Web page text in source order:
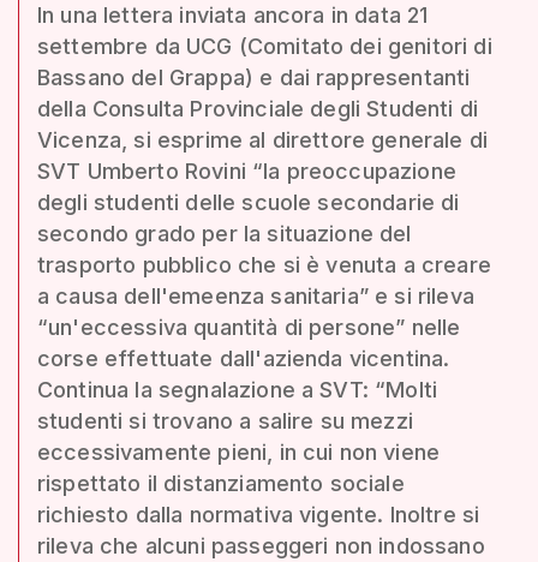
In una lettera inviata ancora in data 21
settembre da UCG (Comitato dei genitori di
Bassano del Grappa) e dai rappresentanti
della Consulta Provinciale degli Studenti di
Vicenza, si esprime al direttore generale di
SVT Umberto Rovini “la preoccupazione
degli studenti delle scuole secondarie di
secondo grado per la situazione del
trasporto pubblico che si è venuta a creare
a causa dell'emeenza sanitaria” e si rileva
“un'eccessiva quantità di persone” nelle
corse effettuate dall'azienda vicentina.
Continua la segnalazione a SVT: “Molti
studenti si trovano a salire su mezzi
eccessivamente pieni, in cui non viene
rispettato il distanziamento sociale
richiesto dalla normativa vigente. Inoltre si
rileva che alcuni passeggeri non indossano